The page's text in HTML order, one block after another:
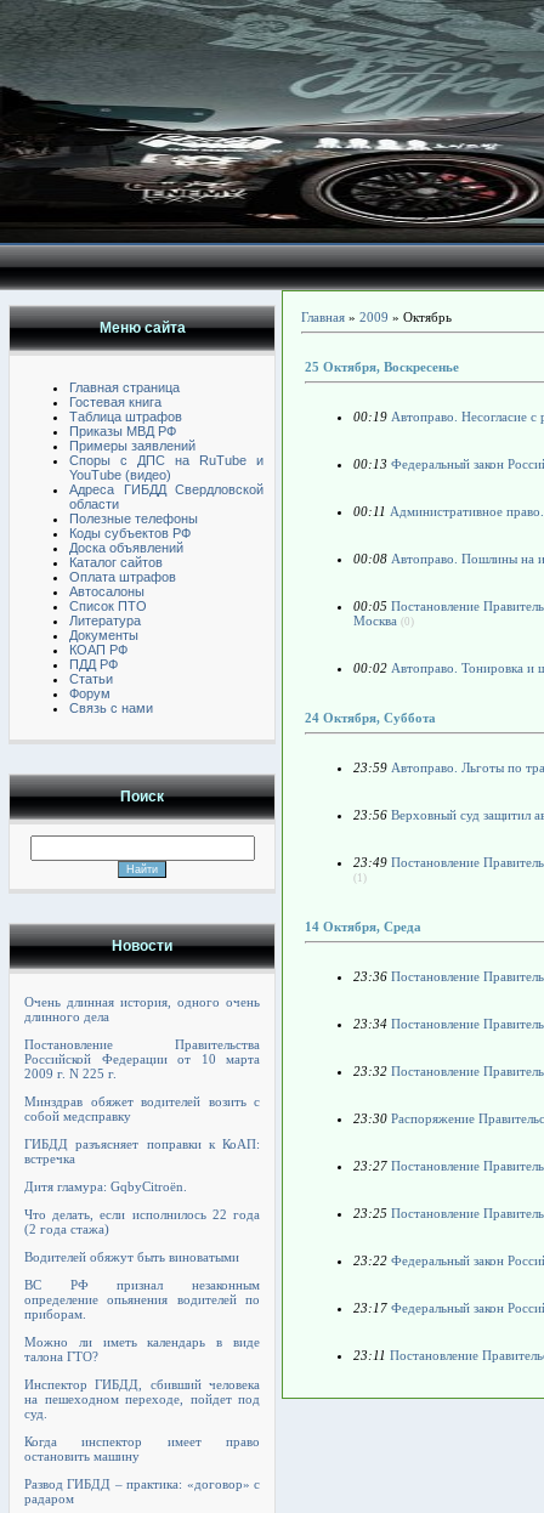
Меню сайта
Главная страница
Гостевая книга
Таблица штрафов
Приказы МВД РФ
Примеры заявлений
Споры с ДПС на RuTube и
YouTube (видео)
Адреса ГИБДД Свердловской
области
Полезные телефоны
Коды субъектов РФ
Доска объявлений
Каталог сайтов
Оплата штрафов
Автосалоны
Список ПТО
Литература
Документы
КОАП РФ
ПДД РФ
Статьи
Форум
Связь с нами
Поиск
Новости
Очень длинная история, одного очень
длинного дела
Постановление Правительства
Российской Федерации от 10 марта
2009 г. N 225 г.
Минздрав обяжет водителей возить с
собой медсправку
ГИБДД разъясняет поправки к КоАП:
встречка
Дитя гламура: GqbyCitroën.
Что делать, если исполнилось 22 года
(2 года стажа)
Водителей обяжут быть виноватыми
ВС РФ признал незаконным
определение опьянения водителей по
приборам.
Можно ли иметь календарь в виде
талона ГТО?
Инспектор ГИБДД, сбивший человека
на пешеходном переходе, пойдет под
суд.
Когда инспектор имеет право
остановить машину
Развод ГИБДД – практика: «договор» с
радаром
Главная » 2009 » Октябрь
25 Октября, Воскресенье
00:19 Автоправо. Несогласие
00:13 Федеральный закон
00:11 Административное
00:08 Автоправо. Пошлины на
00:05 Постановление
Москва (0)
00:02 Автоправо. Тонировка и
24 Октября, Суббота
23:59 Автоправо. Льготы по
23:56 Верховный суд защитил
23:49 Постановление
(1)
14 Октября, Среда
23:36 Постановление
23:34 Постановление
23:32 Постановление
23:30 Распоряжение
23:27 Постановление
23:25 Постановление
23:22 Федеральный закон
23:17 Федеральный закон
23:11 Постановление